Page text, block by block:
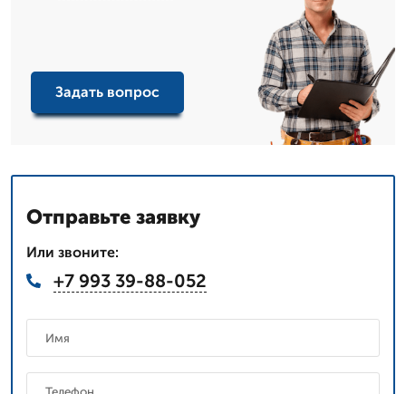
Задать вопрос
Отправьте заявку
Или звоните:
+7 993 39-88-052